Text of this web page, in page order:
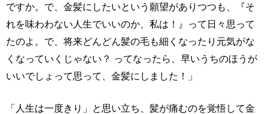
ですか。で、金髪にしたいという願望がありつつも、『そ
れを味わわない人生でいいのか、私は！』って日々思って
たのよ。で、将来どんどん髪の毛も細くなったり元気がな
くなっていくじゃない？ ってなったら、早いうちのほうが
いいでしょって思って、金髪にしました！」
「人生は一度きり」と思い立ち、髪が痛むのを覚悟して金